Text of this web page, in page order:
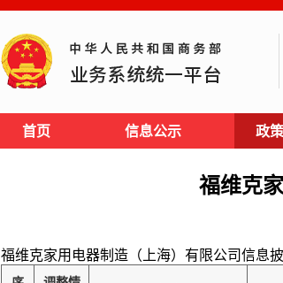
首页 信息公示 政
福维克
福维克家用电器制造（上海）有限公司信息